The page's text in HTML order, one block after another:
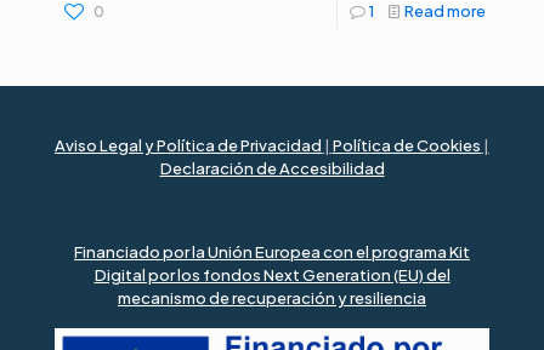
0 1 Read more
Aviso Legal y Política de Privacidad | Política de Cookies |
Declaración de Accesibilidad
Financiado por la Unión Europea con el programa Kit
Digital por los fondos Next Generation (EU) del
mecanismo de recuperación y resiliencia